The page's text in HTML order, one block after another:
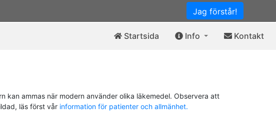
Jag förstår!
Startsida Info Kontakt
kan ammas när modern använder olika läkemedel. Observera att
läs först vår information för patienter och allmänhet.